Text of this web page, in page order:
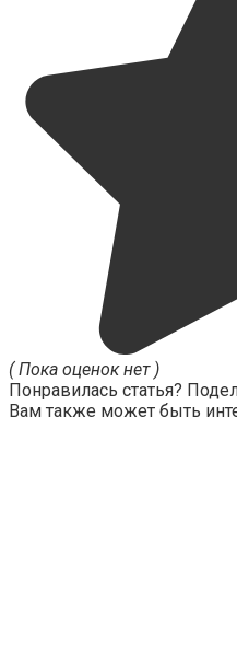
( Пока оценок нет )
Понравилась статья?
Вам также может быть